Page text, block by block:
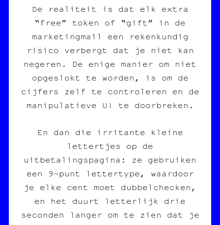
De realiteit is dat elk extra
“free” token of “gift” in de
marketingmail een rekenkundig
risico verbergt dat je niet kan
negeren. De enige manier om niet
opgeslokt te worden, is om de
cijfers zelf te controleren en de
manipulatieve UI te doorbreken.
En dan die irritante kleine
lettertjes op de
uitbetalingspagina: ze gebruiken
een 9‑punt lettertype, waardoor
je elke cent moet dubbelchecken,
en het duurt letterlijk drie
seconden langer om te zien dat je